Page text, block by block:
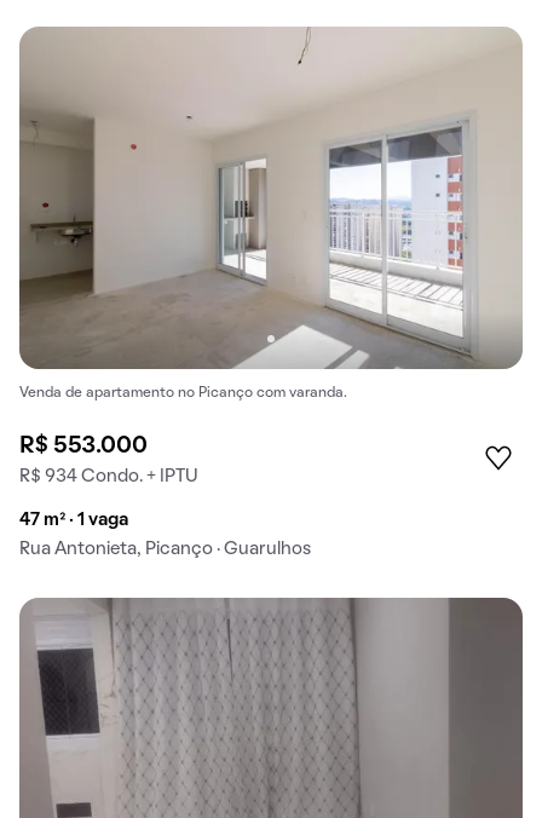
Venda de apartamento no Picanço com varanda.
R$ 553.000
R$ 934 Condo. + IPTU
47 m² · 1 vaga
Rua Antonieta, Picanço · Guarulhos